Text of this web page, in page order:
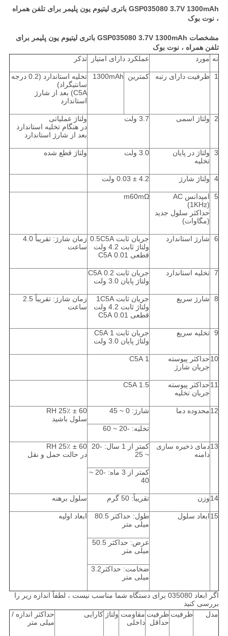
GSP035080 3.7V 1300mAh باتری لیتیوم یون پلیمر برای تلفن همراه
، نوت بوک
مشخصات GSP035080 3.7V 1300mAh باتری لیتیوم یون پلیمر برای
تلفن همراه ، نوت بوک
نه مورد عملکرد دارای امتیاز تذکر
1 ظرفیت دارای رتبه کمترین 1300mAh
تخلیه استاندارد (0.2 درجه
سانتیگراد)
C5A) بعد از شارژ
استاندارد
2 ولتاژ اسمی 3.7 ولت
ولتاژ عملیاتی
در هنگام تخلیه استاندارد
بعد از شارژ استاندارد
3
ولتاژ در پایان
تخلیه
3.0 ولت ولتاژ قطع شده
4 ولتاژ شارژ 4.2 ± 0.03 ولت
5
امپدانس AC
(1KHz)
حداکثر سلول جدید
(مگاوات)
m60mΩ
6 شارژ استاندارد
جریان ثابت 0.5C5A
ولتاژ ثابت 4.2 ولت
قطعی 0.01 C5A
زمان شارژ: تقریباً 4.0
ساعت
7 تخلیه استاندارد
جریان ثابت 0.2 C5A
ولتاژ پایان 3.0 ولت
8 شارژ سریع
جریان ثابت 1C5A
ولتاژ ثابت 4.2 ولت
قطعی 0.01 C5A
زمان شارژ: تقریباً 2.5
ساعت
9 تخلیه سریع
جریان ثابت 1 C5A
ولتاژ پایان 3.0 ولت
10حداکثر پیوسته
جریان شارژ
1 C5A
11حداکثر پیوسته
جریان تخلیه
1.5 C5A
12محدوده دما شارژ: 0 ~ 45
60 ± 25٪ RH
سلول باشید
تخلیه: -20 ~ 60
13دمای ذخیره سازی
دامنه
کمتر از 1 سال: -20
~ 25
60 ± 25٪ RH
در حالت حمل و نقل
کمتر از 3 ماه: -20 ~
40
14وزن تقریباً: 50 گرم سلول برهنه
15ابعاد سلول
طول: حداکثر 80.5
میلی متر
ابعاد اولیه
عرض: حداکثر 50.5
میلی متر
ضخامت: حداکثر3.2
میلی متر
اگر ابعاد 035080 برای دستگاه شما مناسب نیست ، لطفاً اندازه زیر را
بررسی کنید
مدل
ظرفیت ظرفیت
حداقل
مقاومت
داخلی
ولتاژ کارایی
حداکثر اندازه /
میلی متر